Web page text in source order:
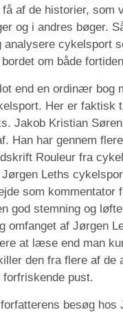
af de historier, som
og i andres bøger.
cykelsport
om både
end en ordinær bog
Her er faktisk
Jakob Kristian
Han har gennem
Rouleur fra
Leths
som kommentator
god stemning og
omfanget af Jørgen
at læse end man
den fra flere af de
pust.
besøg hos